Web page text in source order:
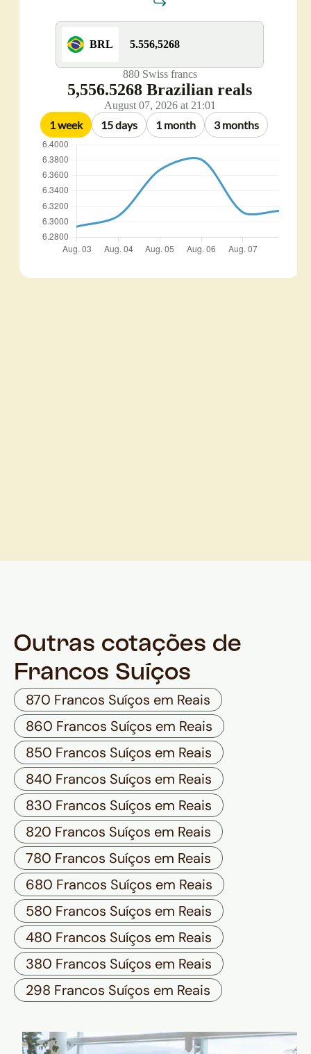
Outras cotações de
Francos Suíços
870 Francos Suíços em Reais
860 Francos Suíços em Reais
850 Francos Suíços em Reais
840 Francos Suíços em Reais
830 Francos Suíços em Reais
820 Francos Suíços em Reais
780 Francos Suíços em Reais
680 Francos Suíços em Reais
580 Francos Suíços em Reais
480 Francos Suíços em Reais
380 Francos Suíços em Reais
298 Francos Suíços em Reais